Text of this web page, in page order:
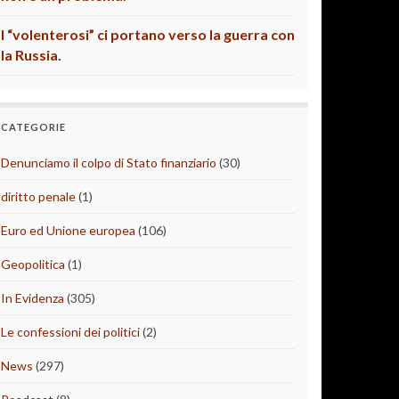
I “volenterosi” ci portano verso la guerra con
la Russia.
CATEGORIE
Denunciamo il colpo di Stato finanziario (30)
diritto penale(1)
Euro ed Unione europea (106)
Geopolitica (1)
In Evidenza (305)
Le confessioni dei politici(2)
News (297)